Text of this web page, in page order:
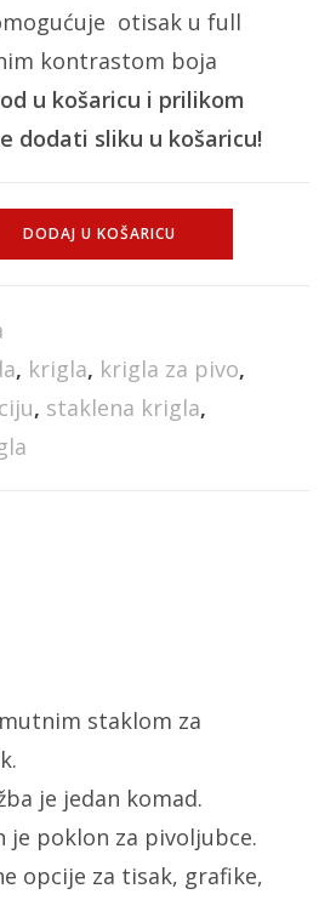
otisak u full
kontrastom boja
u košaricu i prilikom
dodati sliku u košaricu!
DODAJ U KOŠARICU
, krigla, krigla za pivo,
, staklena krigla,
staklom za
je jedan komad.
je poklon za pivoljubce.
opcije za tisak, grafike,